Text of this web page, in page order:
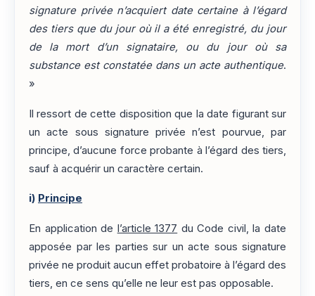
signature privée n’acquiert date certaine à l’égard
des tiers que du jour où il a été enregistré, du jour
de la mort d’un signataire, ou du jour où sa
substance est constatée dans un acte authentique.
»
Il ressort de cette disposition que la date figurant sur
un acte sous signature privée n’est pourvue, par
principe, d’aucune force probante à l’égard des tiers,
sauf à acquérir un caractère certain.
i) Principe
En application de l’article 1377 du Code civil, la date
apposée par les parties sur un acte sous signature
privée ne produit aucun effet probatoire à l’égard des
tiers, en ce sens qu’elle ne leur est pas opposable.